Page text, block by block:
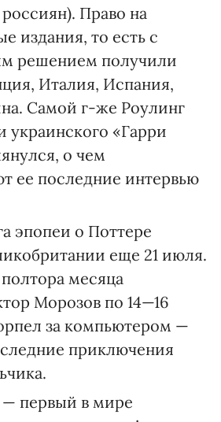
Право на
издания, то есть с
решением получили
Италия, Испания,
Самой г-же Роулинг
украинского «Гарри
о чем
ее последние интервью
эпопеи о Поттере
еще 21 июля.
месяца
Морозов по 14—16
за компьютером —
приключения
первый в мире